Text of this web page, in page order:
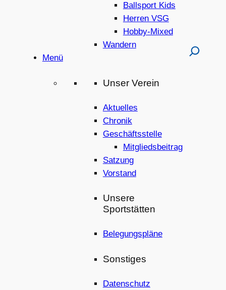
Ballsport Kids
Herren VSG
Hobby-Mixed
Wandern
Menü
Unser Verein
Aktuelles
Chronik
Geschäftsstelle
Mitgliedsbeitrag
Satzung
Vorstand
Unsere
Sportstätten
Belegungspläne
Sonstiges
Datenschutz